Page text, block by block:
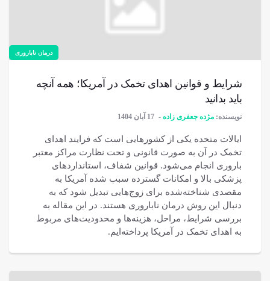
درمان ناباروری
شرایط و قوانین اهدای تخمک در آمریکا؛ همه آنچه
باید بدانید
نویسنده: مژده جعفری زاده 17 آبان 1404
ایالات متحده یکی از کشورهایی است که فرایند اهدای
تخمک در آن به صورت قانونی و تحت نظارت مراکز معتبر
باروری انجام می‌شود. قوانین شفاف، استانداردهای
پزشکی بالا و امکانات گسترده سبب شده آمریکا به
مقصدی شناخته‌شده برای زوج‌هایی تبدیل شود که به
دنبال این روش درمان ناباروری هستند. در این مقاله به
بررسی شرایط، مراحل، هزینه‌ها و محدودیت‌های مربوط
به اهدای تخمک در آمریکا پرداخته‌ایم.